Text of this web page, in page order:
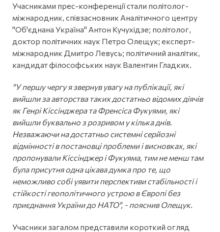
Учасниками прес-конференції стали політолог-
міжнародник, співзасновник Аналітичного центру
"Об'єднана Україна" Антон Кучухідзе; політолог,
доктор політичних наук Петро Олещук; експерт-
міжнародник Дмитро Левусь; політичний аналітик,
кандидат філософських наук Валентин Гладких.
"У першу чергу я звернув увагу на публікації, які
вийшли за авторства таких достатньо відомих діячів
як Генрі Кіссінджера та Френсіса Фукуями, які
вийшли буквально з розривом у кілька днів.
Незважаючи на достатньо системні серйозні
відмінності в постановці проблеми і висновках, які
пропонували Кіссінджер і Фукуяма, тим не менш там
була присутня одна цікава думка про те, що
неможливо собі уявити перспективи стабільності і
стійкості геополітичного устрою в Європі без
приєднання України до НАТО", - пояснив Олещук.
Учасники загалом представили короткий огляд